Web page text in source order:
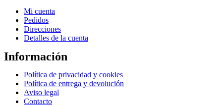
Menú
Mi cuenta
Pedidos
Direcciones
Detalles de la cuenta
Información
Menú
Política de privacidad y cookies
Política de entrega y devolución
Aviso legal
Contacto